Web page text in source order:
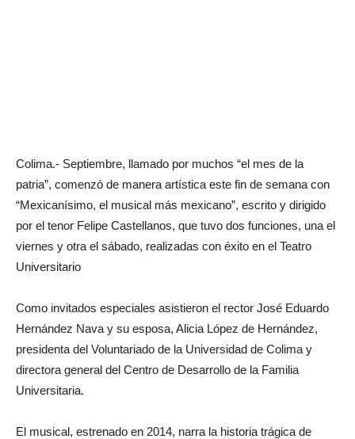
Colima.- Septiembre, llamado por muchos “el mes de la
patria”, comenzó de manera artística este fin de semana con
“Mexicanísimo, el musical más mexicano”, escrito y dirigido
por el tenor Felipe Castellanos, que tuvo dos funciones, una el
viernes y otra el sábado, realizadas con éxito en el Teatro
Universitario
Como invitados especiales asistieron el rector José Eduardo
Hernández Nava y su esposa, Alicia López de Hernández,
presidenta del Voluntariado de la Universidad de Colima y
directora general del Centro de Desarrollo de la Familia
Universitaria.
El musical, estrenado en 2014, narra la historia trágica de